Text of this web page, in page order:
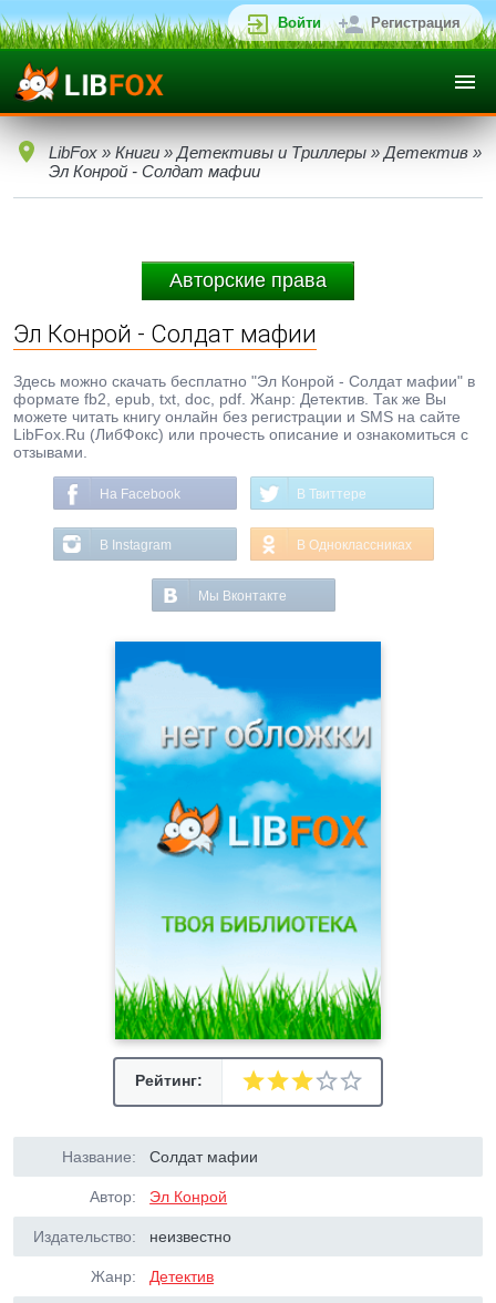
Войти Регистрация
LibFox » Книги » Детективы и Триллеры » Детектив »
Эл Конрой - Солдат мафии
Авторские права
Эл Конрой - Солдат мафии
Здесь можно скачать бесплатно "Эл Конрой - Солдат мафии" в
формате fb2, epub, txt, doc, pdf. Жанр: Детектив. Так же Вы
можете читать книгу онлайн без регистрации и SMS на сайте
LibFox.Ru (ЛибФокс) или прочесть описание и ознакомиться с
отзывами.
На Facebook В Твиттере
В Instagram В Одноклассниках
Мы Вконтакте
Рейтинг:
Название: Солдат мафии
Автор: Эл Конрой
Издательство: неизвестно
Жанр: Детектив